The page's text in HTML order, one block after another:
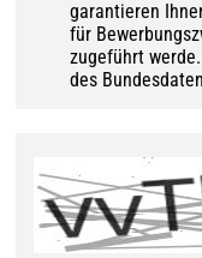
garantieren
für
zugeführt
des